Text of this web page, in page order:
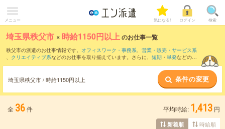
メニュー 気になる! ログイン 検索
埼玉県秩父市 × 時給1150円以上のお仕事一覧
秩父市の派遣のお仕事情報です。 オフィスワーク・事務系、 営業・販売・サービス系
、 クリエイティブ系などのお仕事を取り揃えています。さらに、 短期 ・ 単発などの期
埼玉県秩父市 / 時給1150円以上 条件の変更
全 36件 平均時給: 1,413 円
新着順 時給順